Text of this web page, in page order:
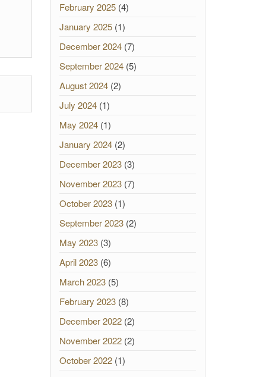
February 2025(4)
January 2025(1)
December 2024(7)
September 2024(5)
August 2024(2)
July 2024(1)
May 2024(1)
January 2024(2)
December 2023(3)
November 2023(7)
October 2023(1)
September 2023(2)
May 2023(3)
April 2023(6)
March 2023(5)
February 2023(8)
December 2022(2)
November 2022(2)
October 2022(1)